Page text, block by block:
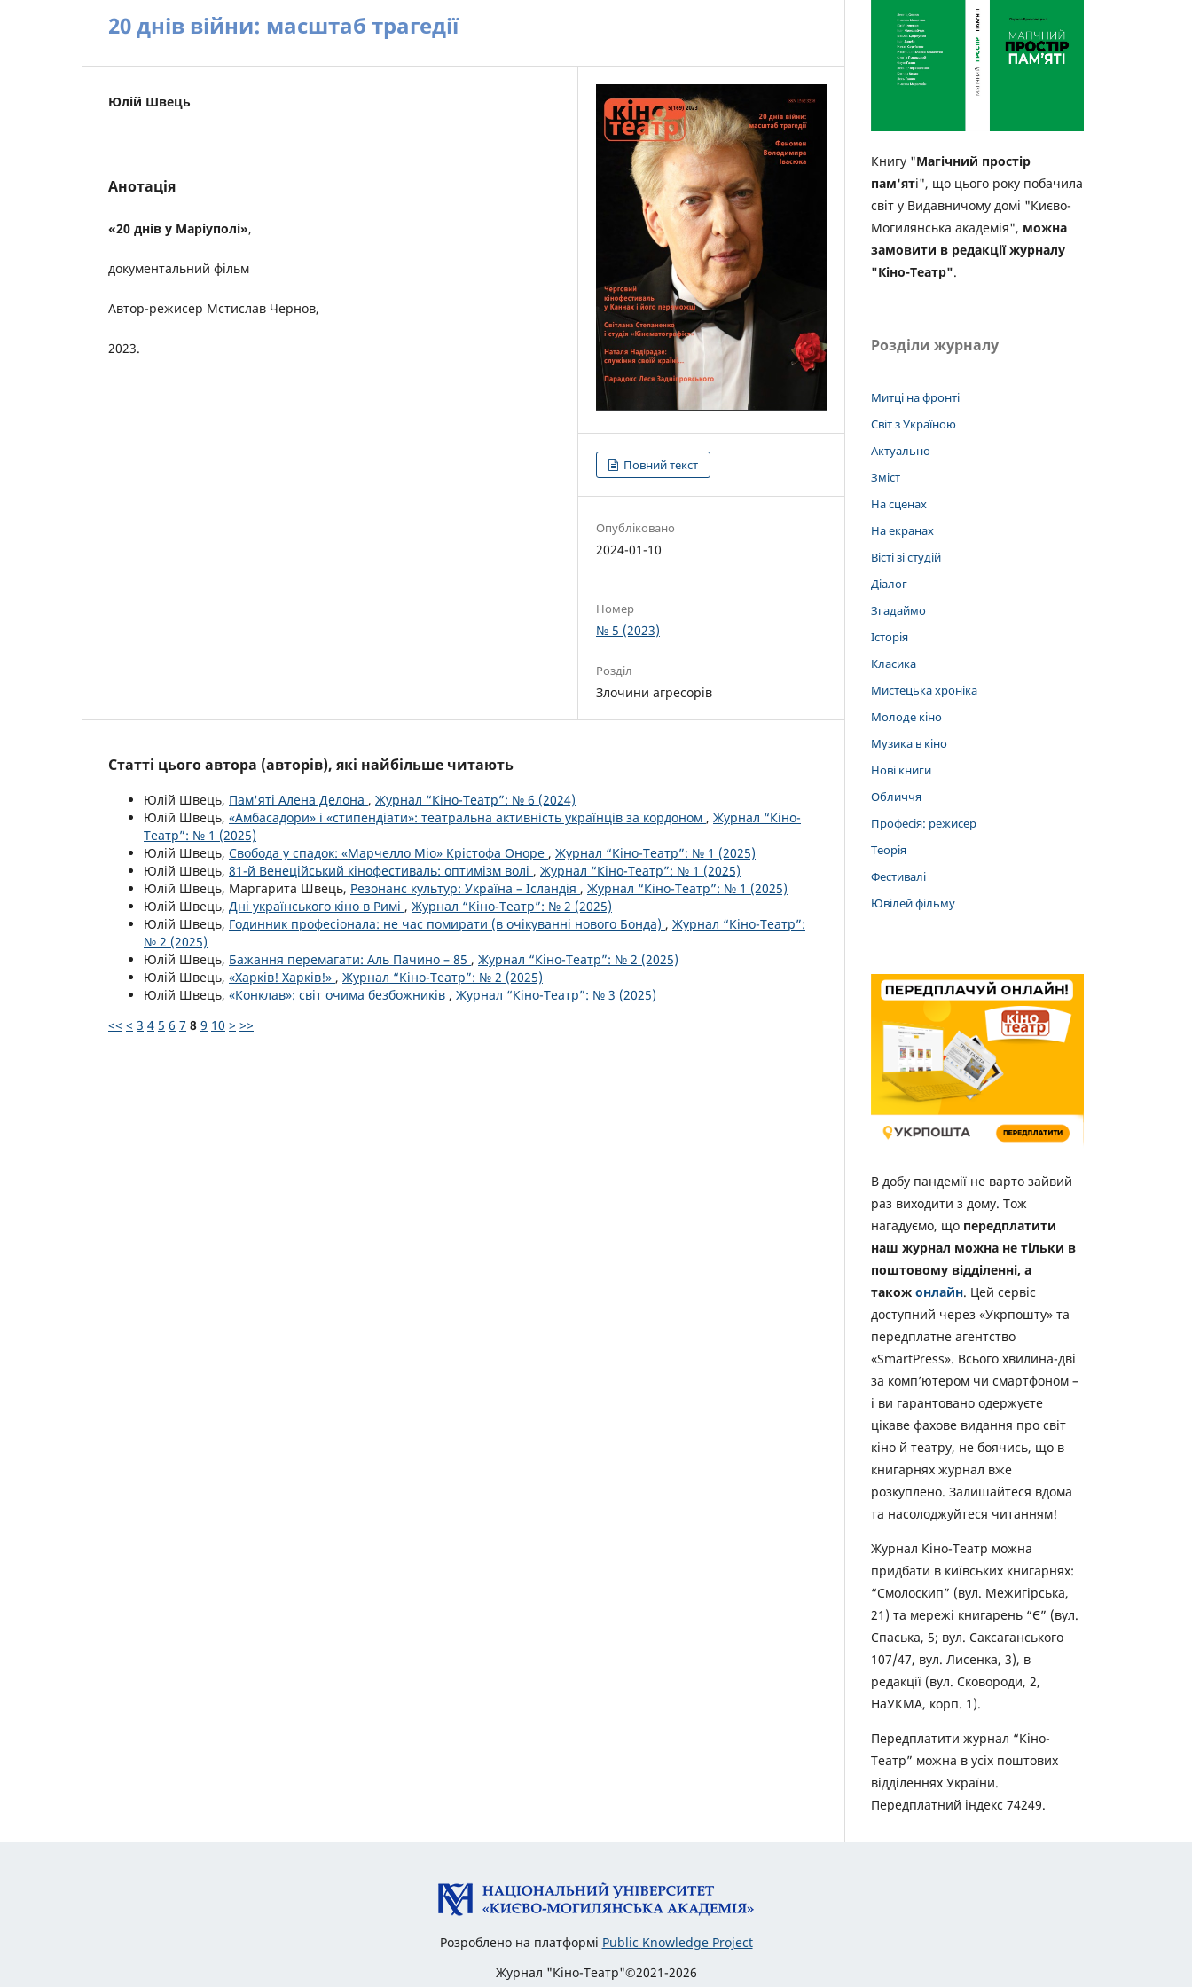
20 днів війни: масштаб трагедії
Юлій Швець
Анотація
«20 днів у Маріуполі»,
документальний фільм
Автор-режисер Мстислав Чернов,
2023.
Повний текст
Опубліковано
2024-01-10
Номер
№ 5 (2023)
Розділ
Злочини агресорів
Статті цього автора (авторів), які найбільше читають
Юлій Швець, Пам'яті Алена Делона , Журнал “Кіно-Театр”: № 6 (2024)
Юлій Швець, «Амбасадори» і «стипендіати»: театральна активність українців за кордоном , Журнал “Кіно-
Театр”: № 1 (2025)
Юлій Швець, Свобода у спадок: «Марчелло Міо» Крістофа Оноре , Журнал “Кіно-Театр”: № 1 (2025)
Юлій Швець, 81-й Венеційський кінофестиваль: оптимізм волі , Журнал “Кіно-Театр”: № 1 (2025)
Юлій Швець, Маргарита Швець, Резонанс культур: Україна – Ісландія , Журнал “Кіно-Театр”: № 1 (2025)
Юлій Швець, Дні українського кіно в Римі , Журнал “Кіно-Театр”: № 2 (2025)
Юлій Швець, Годинник професіонала: не час помирати (в очікуваннi нового Бонда) , Журнал “Кіно-Театр”:
№ 2 (2025)
Юлій Швець, Бажання перемагати: Аль Пачино – 85 , Журнал “Кіно-Театр”: № 2 (2025)
Юлій Швець, «Харків! Харків!» , Журнал “Кіно-Театр”: № 2 (2025)
Юлій Швець, «Конклав»: світ очима безбожників , Журнал “Кіно-Театр”: № 3 (2025)
<< < 3 4 5 6 7 8 9 10 > >>
Книгу "Магічний простір
пам'яті", що цього року побачила
світ у Видавничому домі "Києво-
Могилянська академія", можна
замовити в редакції журналу
"Кіно-Театр".
Розділи журналу
Митці на фронті
Світ з Україною
Актуально
Зміст
На сценах
На екранах
Вісті зі студій
Діалог
Згадаймо
Історія
Класика
Мистецька хроніка
Молоде кіно
Музика в кіно
Нові книги
Обличчя
Професія: режисер
Теорія
Фестивалі
Ювілей фільму
В добу пандемії не варто зайвий
раз виходити з дому. Тож
нагадуємо, що передплатити
наш журнал можна не тільки в
поштовому відділенні, а
також онлайн. Цей сервіс
доступний через «Укрпошту» та
передплатне агентство
«SmartPress». Всього хвилина-дві
за комп’ютером чи смартфоном –
і ви гарантовано одержуєте
цікаве фахове видання про світ
кіно й театру, не боячись, що в
книгарнях журнал вже
розкуплено. Залишайтеся вдома
та насолоджуйтеся читанням!
Журнал Кіно-Театр можна
придбати в київських книгарнях:
“Смолоскип” (вул. Межигірська,
21) та мережі книгарень “Є” (вул.
Спаська, 5; вул. Саксаганського
107/47, вул. Лисенка, 3), в
редакції (вул. Сковороди, 2,
НаУКМА, корп. 1).
Передплатити журнал “Кіно-
Театр” можна в усіх поштових
відділеннях України.
Передплатний індекс 74249.
Розроблено на платформі Public Knowledge Project
Журнал "Кіно-Театр"©2021-2026